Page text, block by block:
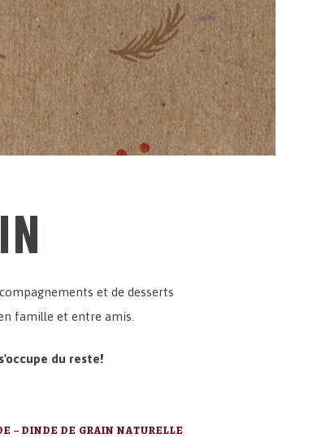
et de desserts
famille et entre amis.
du reste!
– DINDE DE GRAIN NATURELLE